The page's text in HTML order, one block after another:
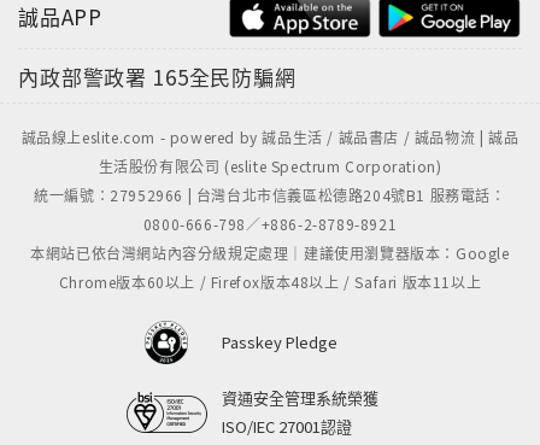
誠品APP
內政部警政署 165全民防騙網
誠品線上eslite.com - powered by 誠品生活 / 誠品書店 / 誠品物流 | 誠品
生活股份有限公司 (eslite Spectrum Corporation)
統一編號：27952966 | 台灣台北市信義區松德路204號B1 服務電話：
0800-666-798／+886-2-8789-8921
本網站已依台灣網站內容分級規定處理｜建議使用瀏覽器版本：Google
Chrome版本60以上 / Firefox版本48以上 / Safari 版本11以上
Passkey Pledge
資通安全管理系統榮獲
ISO/IEC 27001認證